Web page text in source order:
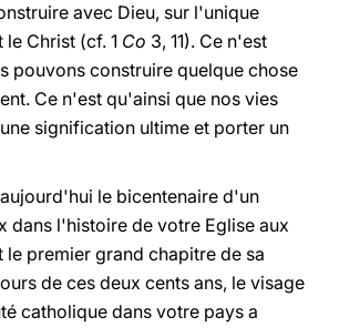
avec Dieu, sur l'unique
Christ (cf. 1 Co 3, 11). Ce n'est
pouvons construire quelque chose
Ce n'est qu'ainsi que nos vies
signification ultime et porter un
le bicentenaire d'un
dans l'histoire de votre Eglise aux
premier grand chapitre de sa
de ces deux cents ans, le visage
catholique dans votre pays a